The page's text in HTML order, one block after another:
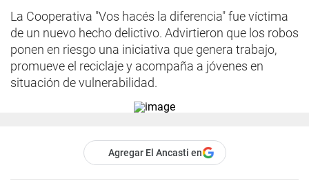
La Cooperativa "Vos hacés la diferencia" fue víctima
de un nuevo hecho delictivo. Advirtieron que los robos
ponen en riesgo una iniciativa que genera trabajo,
promueve el reciclaje y acompaña a jóvenes en
situación de vulnerabilidad.
Agregar El Ancasti en